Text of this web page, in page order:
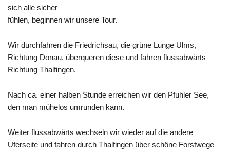
sich alle sicher
fühlen, beginnen wir unsere Tour.
Wir durchfahren die Friedrichsau, die grüne Lunge Ulms,
Richtung Donau, überqueren diese und fahren flussabwärts
Richtung Thalfingen.
Nach ca. einer halben Stunde erreichen wir den Pfuhler See,
den man mühelos umrunden kann.
Weiter flussabwärts wechseln wir wieder auf die andere
Uferseite und fahren durch Thalfingen über schöne Forstwege